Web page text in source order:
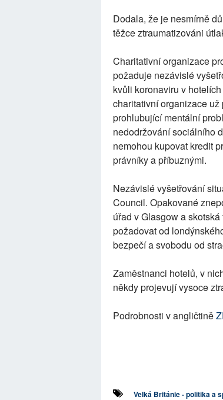
Dodala, že je nesmírně
těžce ztraumatizováni
Charitativní organizace
požaduje nezávislé
kvůli koronaviru v
charitativní organizace
prohlubující mentální
nedodržování sociálního
nemohou kupovat kredit
právníky a příbuznými.
Nezávislé vyšetřování
Council. Opakované
úřad v Glasgow a
požadovat od
bezpečí a svobodu od
Zaměstnanci hotelů, v
někdy projevují vysoce
Podrobnosti v angličtině
Velká Británie - politika a